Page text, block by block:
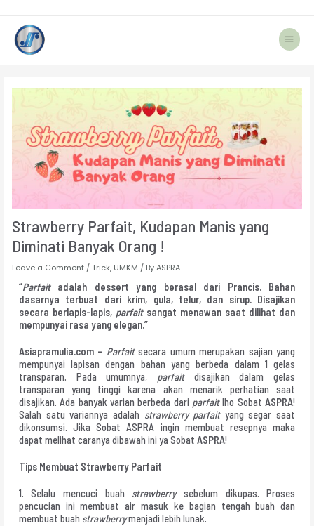
Main
Menu
Strawberry Parfait, Kudapan Manis yang
Diminati Banyak Orang !
Leave a Comment / Trick, UMKM / By ASPRA
“Parfait adalah dessert yang berasal dari Prancis. Bahan
dasarnya terbuat dari krim, gula, telur, dan sirup. Disajikan
secara berlapis-lapis, parfait sangat menawan saat dilihat dan
mempunyai rasa yang elegan.”
Asiapramulia.com – Parfaitsecara umum merupakan sajian yang
mempunyai lapisan dengan bahan yang berbeda dalam 1 gelas
transparan. Pada umumnya, parfait disajikan dalam gelas
transparan yang tinggi karena akan menarik perhatian saat
disajikan. Ada banyak varian berbeda dari parfaitlho SobatASPRA!
Salah satu variannya adalah strawberry parfait yang segar saat
dikonsumsi. Jika Sobat ASPRA ingin membuat resepnya maka
dapat melihat caranya dibawah ini ya Sobat ASPRA!
Tips Membuat Strawberry Parfait
1. Selalu mencuci buah strawberry sebelum dikupas. Proses
pencucian ini membuat air masuk ke bagian tengah buah dan
membuat buah strawberrymenjadi lebih lunak.